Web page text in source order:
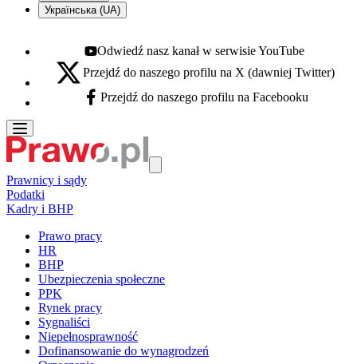
Українська (UA)
Youtube - otwiera się w nowej karcie
Odwiedź nasz kanał w serwisie YouTube
X - otwiera się w nowej karcie
Przejdź do naszego profilu na X (dawniej Twitter)
Facebook - otwiera się w nowej karcie
Przejdź do naszego profilu na Facebooku
Prawnicy i sądy
Podatki
Kadry i BHP
Prawo pracy
HR
BHP
Ubezpieczenia społeczne
PPK
Rynek pracy
Sygnaliści
Niepełnosprawność
Dofinansowanie do wynagrodzeń